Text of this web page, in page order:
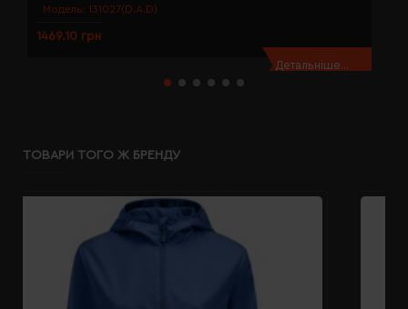
Модель: 131027(D.A.D)
1469.10 грн
Детальніше...
ТОВАРИ ТОГО Ж БРЕНДУ